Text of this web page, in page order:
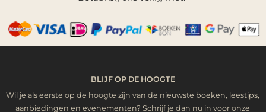
BLIJF OP DE HOOGTE
Wil je als eerste op de hoogte zijn van de nieuwste boeken, leestips,
aanbiedingen en evenementen? Schrijf je dan nu in voor onze